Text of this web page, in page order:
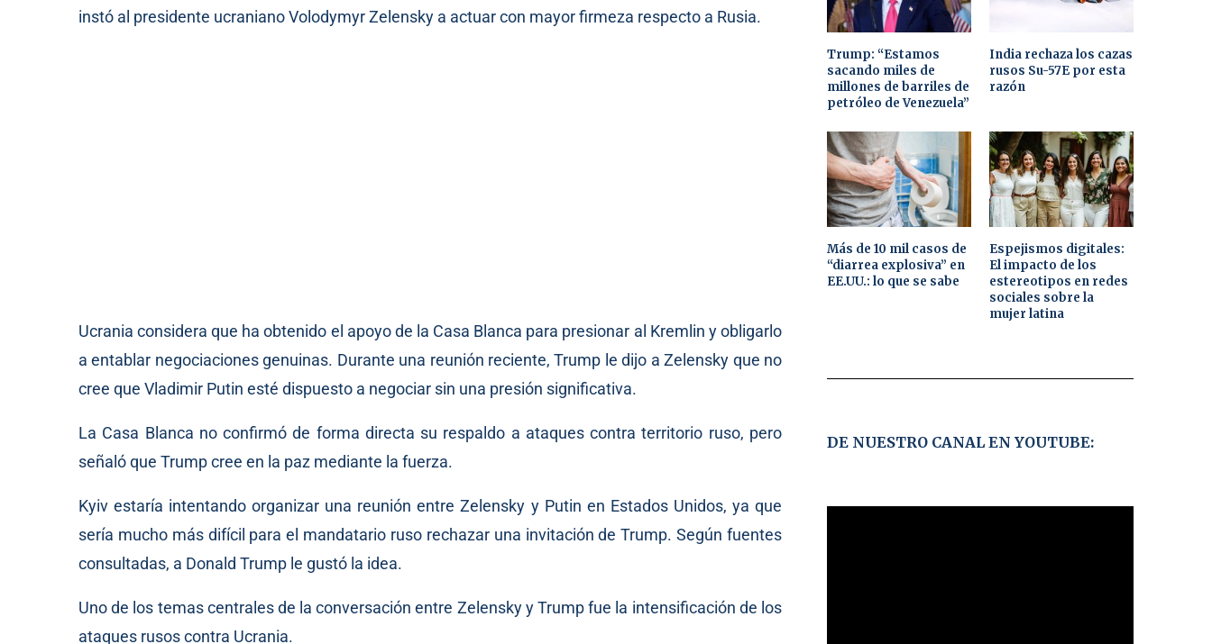
instó al presidente ucraniano Volodymyr Zelensky a actuar con mayor firmeza respecto a Rusia.
Ucrania considera que ha obtenido el apoyo de la Casa Blanca para presionar al Kremlin y obligarlo
a entablar negociaciones genuinas. Durante una reunión reciente, Trump le dijo a Zelensky que no
cree que Vladimir Putin esté dispuesto a negociar sin una presión significativa.
La Casa Blanca no confirmó de forma directa su respaldo a ataques contra territorio ruso, pero
señaló que Trump cree en la paz mediante la fuerza.
Kyiv estaría intentando organizar una reunión entre Zelensky y Putin en Estados Unidos, ya que
sería mucho más difícil para el mandatario ruso rechazar una invitación de Trump. Según fuentes
consultadas, a Donald Trump le gustó la idea.
Uno de los temas centrales de la conversación entre Zelensky y Trump fue la intensificación de los
ataques rusos contra Ucrania.
Trump: “Estamos
sacando miles de
millones de barriles de
petróleo de Venezuela”
India rechaza los cazas
rusos Su-57E por esta
razón
Más de 10 mil casos de
“diarrea explosiva” en
EE.UU.: lo que se sabe
Espejismos digitales:
El impacto de los
estereotipos en redes
sociales sobre la
mujer latina
DE NUESTRO CANAL EN YOUTUBE: